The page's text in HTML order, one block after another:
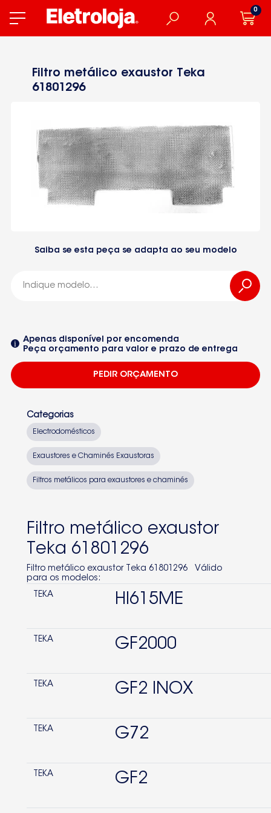
0
Filtro metálico exaustor Teka
61801296
Saiba se esta peça se adapta ao seu modelo
61801296
Apenas disponível por encomenda
Peça orçamento para valor e prazo de entrega
PEDIR ORÇAMENTO
Categorias
Electrodomésticos
Exaustores e Chaminés Exaustoras
Filtros metálicos para exaustores e chaminés
Filtro metálico exaustor
Teka 61801296
Filtro metálico exaustor Teka 61801296 Válido
para os modelos:
TEKA
HI615ME
TEKA GF2000
TEKA GF2 INOX
TEKA G72
TEKA GF2